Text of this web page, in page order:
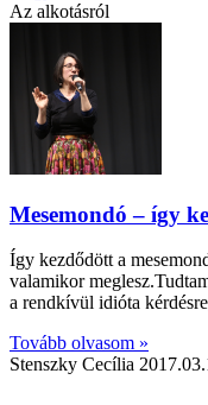
Az alkotásról
Mesemondó – így
Így kezdődött a
valamikor
a rendkívül idióta
Tovább olvasom »
Stenszky Cecília